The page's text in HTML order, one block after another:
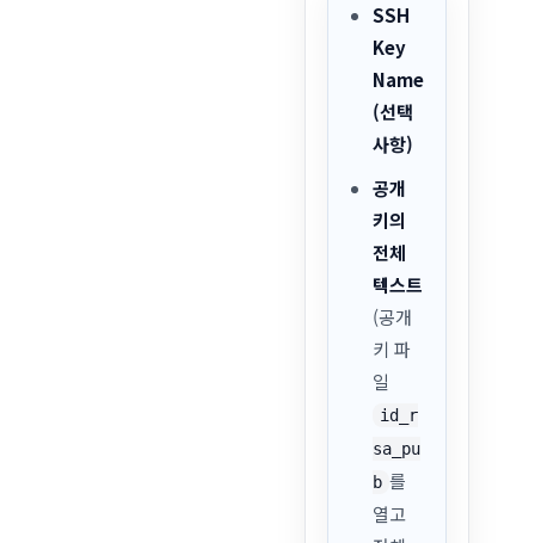
SSH
Key
Name
(선택
사항)
공개
키의
전체
텍스트
(공개
키 파
일
id_r
sa_pu
b 를
열고